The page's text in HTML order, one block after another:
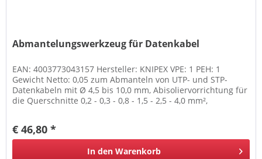
Abmantelungswerkzeug für Datenkabel
EAN: 4003773043157 Hersteller: KNIPEX VPE: 1 PEH: 1
Gewicht Netto: 0,05 zum Abmanteln von UTP- und STP-
Datenkabeln mit Ø 4,5 bis 10,0 mm, Abisoliervorrichtung für
die Querschnitte 0,2 - 0,3 - 0,8 - 1,5 - 2,5 - 4,0 mm²,
€ 46,80 *
In den Warenkorb